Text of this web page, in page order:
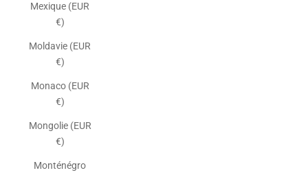
Mexique (EUR
€)
Moldavie (EUR
€)
Monaco (EUR
€)
Mongolie (EUR
€)
Monténégro